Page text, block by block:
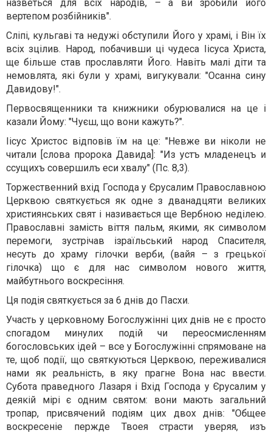
назветься для всіх народів, – а ви зробили його
вертепом розбійників".
Сліпі, кульгаві та недужі обступили Його у храмі, і Він їх
всіх зцілив. Народ, побачивши ці чудеса Іісуса Христа,
ще більше став прославляти Його. Навіть малі діти та
немовлята, які були у храмі, вигукували: "Осанна сину
Давидову!".
Первосвященники та книжники обурювалися на це і
казали Йому: "Чуєш, що вони кажуть?".
Іісус Христос відповів їм на це: "Невже ви ніколи не
читали [слова пророка Давида]: "Из устъ младенецъ и
ссущихъ совершилъ еси хвалу" (Пс. 8,3).
Торжественний вхід Господа у Єрусалим Православною
Церквою святкується як одне з дванадцяти великих
християнських свят і називається ще Вербною неділею.
Православні замість віття пальм, якими, як символом
перемоги, зустрічав ізраїльський народ Спасителя,
несуть до храму гілочки верби, (вайя – з грецької
гілочка) що є для нас символом нового життя,
майбутнього воскресіння.
Ця подія святкується за 6 днів до Пасхи.
Участь у церковному Богослужінні цих днів не є просто
спогадом минулих подій чи переосмисленням
богословських ідей – все у Богослужінні спрямоване на
те, щоб події, що святкуються Церквою, переживалися
нами як реальність, в яку прагне Вона нас ввести.
Субота праведного Лазаря і Вхід Господа у Єрусалим у
деякій мірі є одним святом: вони мають загальний
тропар, присвячений подіям цих двох днів: "Общее
воскресеніе пержде Твоея страсти уверяя, изъ